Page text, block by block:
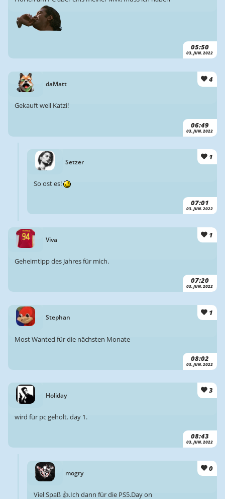
05:50
03. JUN. 2022
daMatt
4
06:49
03. JUN. 2022
Gekauft weil Katzi!
Setzer
1
07:01
03. JUN. 2022
So ost es!
Viva
1
07:20
03. JUN. 2022
Geheimtipp des Jahres für mich.
Stephan
1
08:02
03. JUN. 2022
Most Wanted für die nächsten Monate
Holiday
3
08:43
03. JUN. 2022
wird für pc geholt. day 1.
mogry
0
Viel Spaß 👍.Ich dann für die PS5.Day on